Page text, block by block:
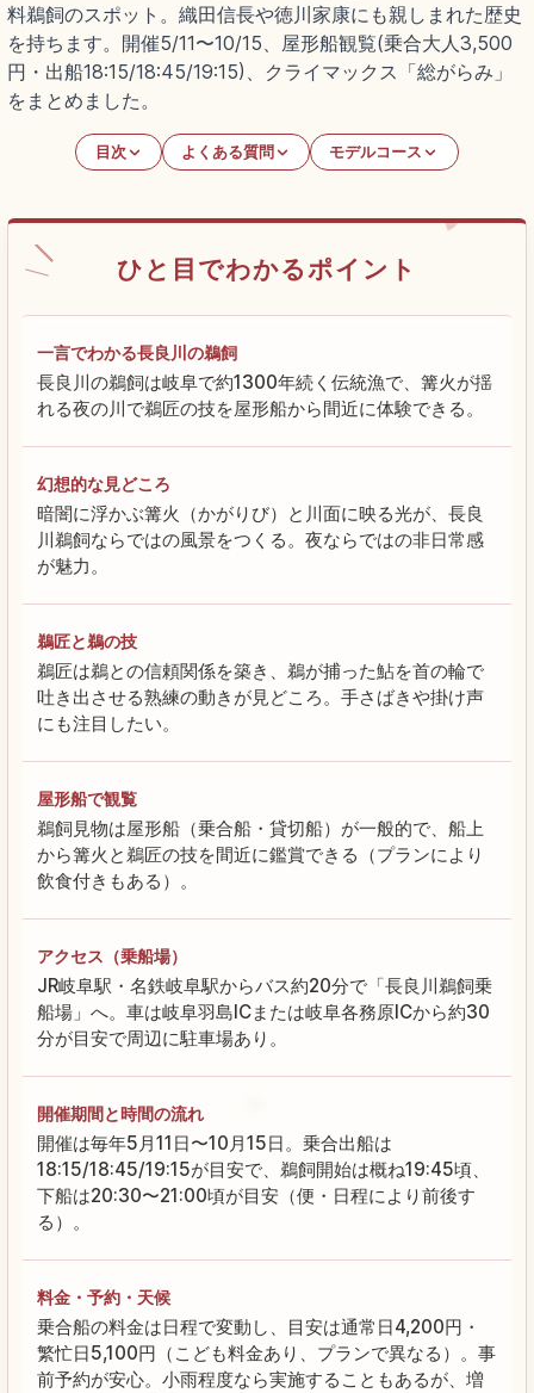
料鵜飼のスポット。織田信長や徳川家康にも親しまれた歴史
を持ちます。開催5/11〜10/15、屋形船観覧(乗合大人3,500
円・出船18:15/18:45/19:15)、クライマックス「総がらみ」
をまとめました。
目次 よくある質問 モデルコース
ひと目でわかるポイント
一言でわかる長良川の鵜飼
長良川の鵜飼は岐阜で約1300年続く伝統漁で、篝火が揺
れる夜の川で鵜匠の技を屋形船から間近に体験できる。
幻想的な見どころ
暗闇に浮かぶ篝火（かがりび）と川面に映る光が、長良
川鵜飼ならではの風景をつくる。夜ならではの非日常感
が魅力。
鵜匠と鵜の技
鵜匠は鵜との信頼関係を築き、鵜が捕った鮎を首の輪で
吐き出させる熟練の動きが見どころ。手さばきや掛け声
にも注目したい。
屋形船で観覧
鵜飼見物は屋形船（乗合船・貸切船）が一般的で、船上
から篝火と鵜匠の技を間近に鑑賞できる（プランにより
飲食付きもある）。
アクセス（乗船場）
JR岐阜駅・名鉄岐阜駅からバス約20分で「長良川鵜飼乗
船場」へ。車は岐阜羽島ICまたは岐阜各務原ICから約30
分が目安で周辺に駐車場あり。
開催期間と時間の流れ
開催は毎年5月11日〜10月15日。乗合出船は
18:15/18:45/19:15が目安で、鵜飼開始は概ね19:45頃、
下船は20:30〜21:00頃が目安（便・日程により前後す
る）。
料金・予約・天候
乗合船の料金は日程で変動し、目安は通常日4,200円・
繁忙日5,100円（こども料金あり、プランで異なる）。事
前予約が安心。小雨程度なら実施することもあるが、増